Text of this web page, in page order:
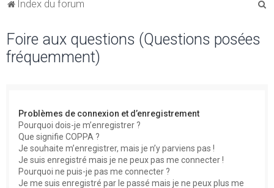
Index du forum
Foire aux questions (Questions posées
fréquemment)
Problèmes de connexion et d’enregistrement
Pourquoi dois-je m’enregistrer ?
Que signifie COPPA ?
Je souhaite m’enregistrer, mais je n’y parviens pas !
Je suis enregistré mais je ne peux pas me connecter !
Pourquoi ne puis-je pas me connecter ?
Je me suis enregistré par le passé mais je ne peux plus me